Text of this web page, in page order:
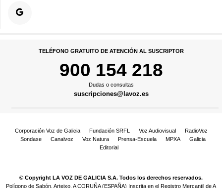
TELÉFONO GRATUITO DE ATENCIÓN AL SUSCRIPTOR
900 154 218
Dudas o consultas
suscripciones@lavoz.es
Corporación Voz de Galicia Fundación SRFL Voz Audiovisual
RadioVoz
Sondaxe
Canalvoz Voz Natura Prensa-Escuela MPXA
Galicia
Editorial
© Copyright LA VOZ DE GALICIA S.A. Todos los derechos reservados.
Polígono de Sabón, Arteixo, A CORUÑA (ESPAÑA) Inscrita en el Registro Mercantil de A